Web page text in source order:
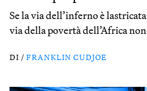
Se la via dell’inferno è
via della povertà dell’Africa
DI / FRANKLIN CUDJOE